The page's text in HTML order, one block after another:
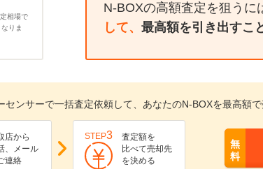
相場で
りま
N-BOXの高額査定を狙うに
して、 最高額を引き出すこ
センサーで一括査定依頼して、あなたのN-BOXを最高額で
店から
、メール
連絡
STEP3
査定額を
比べて売却先
を決める
無
料